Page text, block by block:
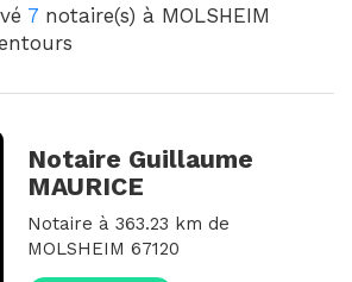
7 notaire(s) à MOLSHEIM
Notaire Guillaume
MAURICE
Notaire à 363.23 km de
MOLSHEIM 67120